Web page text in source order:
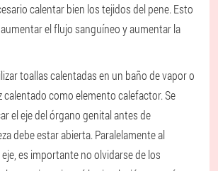
calentar bien los tejidos del pene. Esto
el flujo sanguíneo y aumentar la
toallas calentadas en un baño de vapor o
calentado como elemento calefactor. Se
el eje del órgano genital antes de
debe estar abierta. Paralelamente al
es importante no olvidarse de los